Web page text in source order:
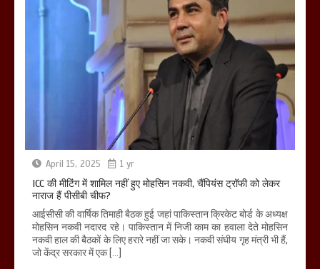
April 15, 2025 1 yr
ICC की मीटिंग में शामिल नहीं हुए मोहसिन नकवी, चैंपियंस ट्रॉफी को लेकर
नाराज हैं पीसीबी चीफ?
आईसीसी की वार्षिक तिमाही बैठक हुई जहां पाकिस्तान क्रिकेट बोर्ड के अध्यक्ष
मोहसिन नकवी नदारद रहे। पाकिस्तान में निजी काम का हवाला देते मोहसिन
नकवी हाल की बैठकों के लिए हरारे नहीं जा सके। नकवी संघीय गृह मंत्री भी हैं,
जो केंद्र सरकार में एक […]